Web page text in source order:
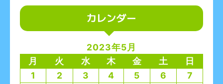
カレンダー
2023年5月
月
火 水 木 金 土
日
1
2 3 4 5 6
7